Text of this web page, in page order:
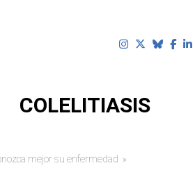
COLELITIASIS
mejor su enfermedad